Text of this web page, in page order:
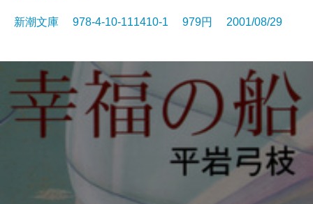
新潮文庫 978-4-10-111410-1 979円 2001/08/29